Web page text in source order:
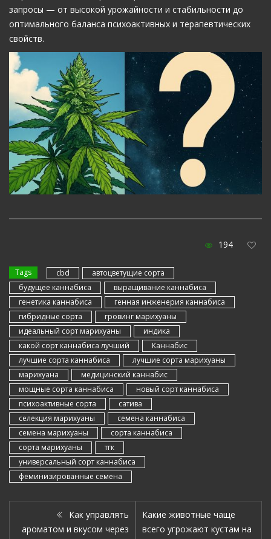
запросы — от высокой урожайности и стабильности до
оптимального баланса психоактивных и терапевтических
свойств.
194
Tags cbd
автоцветущие сорта
будущее каннабиса
выращивание каннабиса
генетика каннабиса
генная инженерия каннабиса
гибридные сорта
гровинг марихуаны
идеальный сорт марихуаны
индика
какой сорт каннабиса лучший
Каннабис
лучшие сорта каннабиса
лучшие сорта марихуаны
марихуана
медицинский каннабис
мощные сорта каннабиса
новый сорт каннабиса
психоактивные сорта
сатива
селекция марихуаны
семена каннабиса
семена марихуаны
сорта каннабиса
сорта марихуаны
тгк
универсальный сорт каннабиса
феминизированные семена
Как управлять
ароматом и вкусом через
Какие животные чаще
всего угрожают кустам на